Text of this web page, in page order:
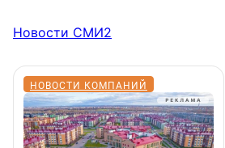
Новости СМИ2
НОВОСТИ КОМПАНИЙ